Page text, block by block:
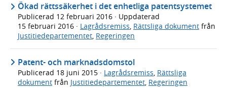
Ökad rättssäkerhet i det enhetliga patentsystemet
Publicerad 12 februari 2016 · Uppdaterad
15 februari 2016 · Lagrådsremiss, Rättsliga dokument från
Justitiedepartementet, Regeringen
Patent- och marknadsdomstol
Publicerad 18 juni 2015 · Lagrådsremiss, Rättsliga
dokument från Justitiedepartementet, Regeringen